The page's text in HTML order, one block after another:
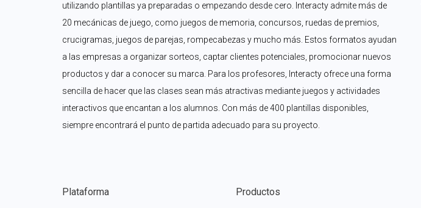
utilizando plantillas ya preparadas o empezando desde cero. Interacty admite más de
20 mecánicas de juego, como juegos de memoria, concursos, ruedas de premios,
crucigramas, juegos de parejas, rompecabezas y mucho más. Estos formatos ayudan
a las empresas a organizar sorteos, captar clientes potenciales, promocionar nuevos
productos y dar a conocer su marca. Para los profesores, Interacty ofrece una forma
sencilla de hacer que las clases sean más atractivas mediante juegos y actividades
interactivos que encantan a los alumnos. Con más de 400 plantillas disponibles,
siempre encontrará el punto de partida adecuado para su proyecto.
Plataforma Productos